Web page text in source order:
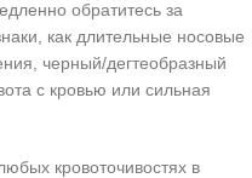
обратитесь за
как длительные носовые
черный/дегтеобразный
с кровью или сильная
кровоточивостях в